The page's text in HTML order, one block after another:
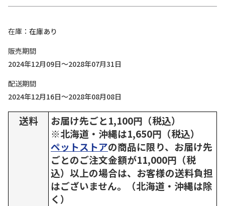
在庫
在庫あり
販売期間
2024年12月09日～2028年07月31日
配送期間
2024年12月16日～2028年08月08日
送料
お届け先ごと1,100円（税込）
※北海道・沖縄は1,650円（税込）
ペットストアの商品に限り、お届け先
ごとのご注文金額が11,000円（税
込）以上の場合は、お客様の送料負担
はございません。（北海道・沖縄は除
く）